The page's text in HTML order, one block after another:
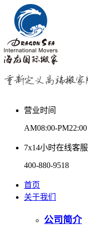
营业时间
AM08:00-PM22:00
7x14小时在线客服
400-880-9518
首页
关于我们
公司简介